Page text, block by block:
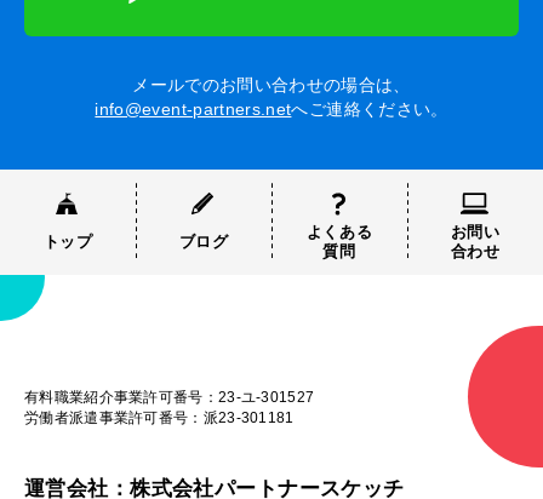
メールでのお問い合わせの場合は、
info@event-partners.netへご連絡ください。
トップ ブログ
よくある
質問
お問い
合わせ
有料職業紹介事業許可番号：23-ユ-301527
労働者派遣事業許可番号：派23-301181
運営会社：株式会社パートナースケッチ